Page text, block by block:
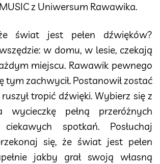
z Uniwersum Rawawika.
świat jest pełen dźwięków?
w domu, w lesie, czekają
miejscu. Rawawik pewnego
tym zachwycił. Postanowił zostać
tropić dźwięki. Wybierz się z
wycieczkę pełną przeróżnych
spotkań. Posłuchaj
się, że świat jest pełen
jakby grał swoją własną